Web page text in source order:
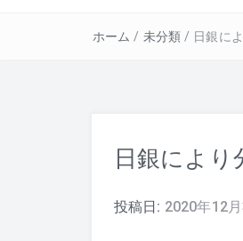
ホーム / 未分類 / 日銀に
日銀により
投稿日: 2020年12